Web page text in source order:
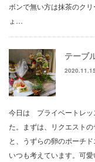
ボンで無い方は抹茶のク
ょ…
テーブ
2020.11.15
今日は プライベートレッ
た。まずは、リクエスト
と、うずらの卵のポーチ
いつも考えています。可